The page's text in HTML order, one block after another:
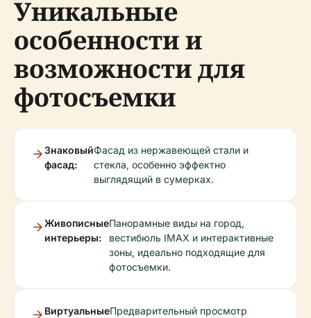
Уникальные
особенности и
возможности для
фотосъемки
Знаковый
фасад:
Фасад из нержавеющей стали и
стекла, особенно эффектно
выглядящий в сумерках.
Живописные
интерьеры:
Панорамные виды на город,
вестибюль IMAX и интерактивные
зоны, идеально подходящие для
фотосъемки.
ВиртуальныеПредварительный просмотр